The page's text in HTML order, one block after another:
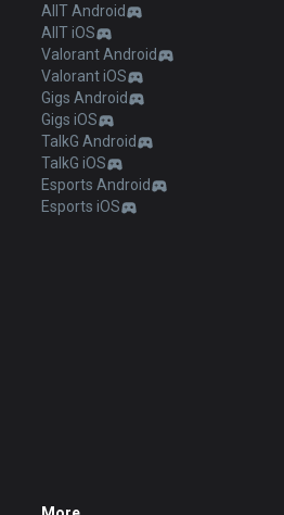
AllT Android
AllT iOS
Valorant Android
Valorant iOS
Gigs Android
Gigs iOS
TalkG Android
TalkG iOS
Esports Android
Esports iOS